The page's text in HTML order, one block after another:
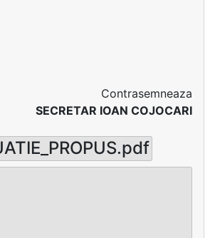
Contrasemneaza
SECRETAR IOAN COJOCARI